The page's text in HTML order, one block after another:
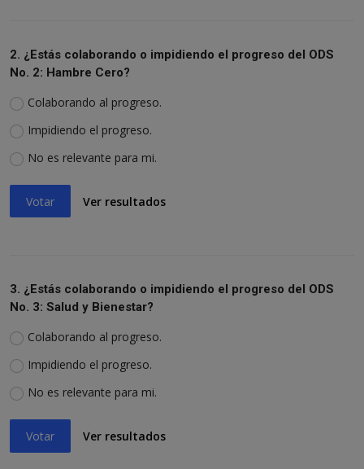
2. ¿Estás colaborando o impidiendo el progreso del ODS
No. 2: Hambre Cero?
Colaborando al progreso.
Impidiendo el progreso.
No es relevante para mi.
Votar Ver resultados
3. ¿Estás colaborando o impidiendo el progreso del ODS
No. 3: Salud y Bienestar?
Colaborando al progreso.
Impidiendo el progreso.
No es relevante para mi.
Votar Ver resultados